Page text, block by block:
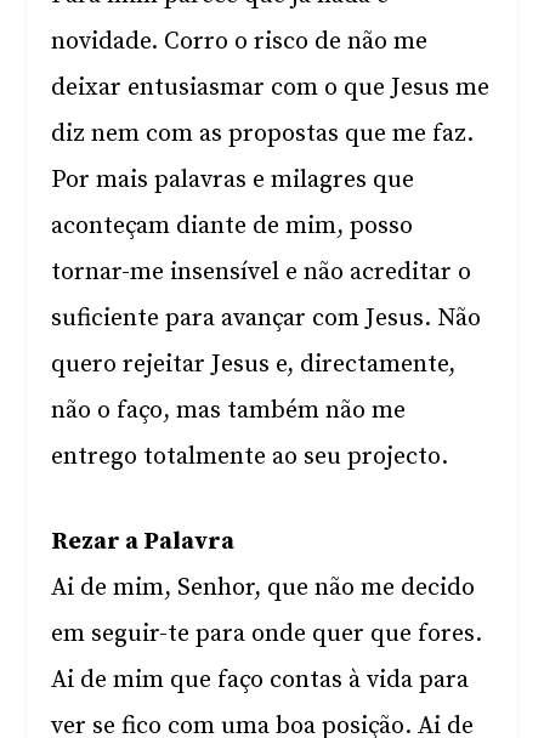
novidade. Corro o risco de não me
deixar entusiasmar com o que Jesus me
diz nem com as propostas que me faz.
Por mais palavras e milagres que
aconteçam diante de mim, posso
tornar-me insensível e não acreditar o
suficiente para avançar com Jesus. Não
quero rejeitar Jesus e, directamente,
não o faço, mas também não me
entrego totalmente ao seu projecto.
Rezar a Palavra
Ai de mim, Senhor, que não me decido
em seguir-te para onde quer que fores.
Ai de mim que faço contas à vida para
ver se fico com uma boa posição. Ai de